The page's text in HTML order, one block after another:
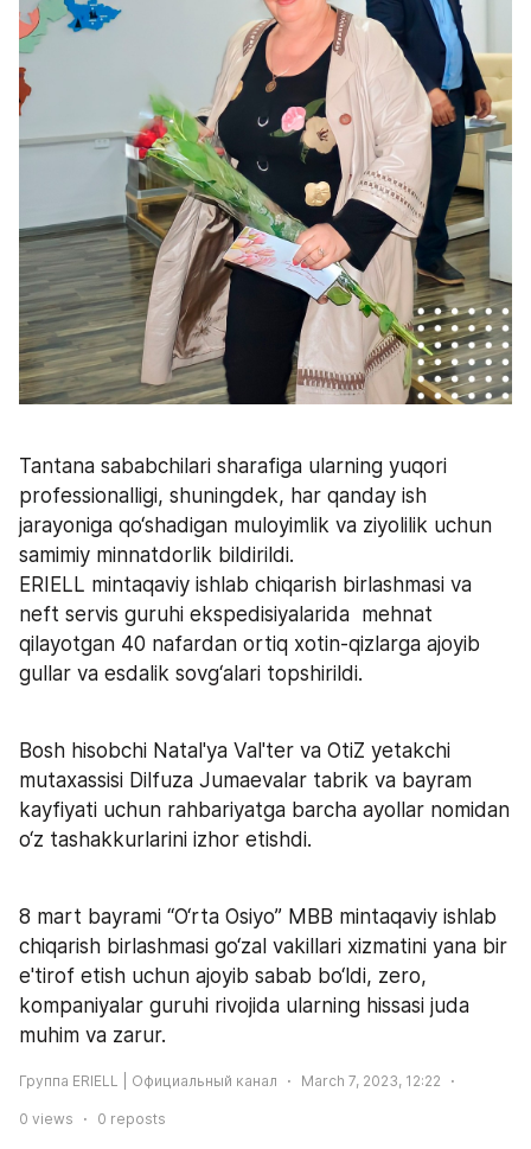
Tantana sababchilari sharafiga ularning yuqori
professionalligi, shuningdek, har qanday ish
jarayoniga qo‘shadigan muloyimlik va ziyolilik uchun
samimiy minnatdorlik bildirildi.
ERIELL mintaqaviy ishlab chiqarish birlashmasi va
neft servis guruhi ekspedisiyalarida  mehnat
qilayotgan 40 nafardan ortiq xotin-qizlarga ajoyib
gullar va esdalik sovg‘alari topshirildi.
Bosh hisobchi Natal'ya Val'ter va OtiZ yetakchi
mutaxassisi Dilfuza Jumaevalar tabrik va bayram
kayfiyati uchun rahbariyatga barcha ayollar nomidan
o‘z tashakkurlarini izhor etishdi.
8 mart bayrami “O‘rta Osiyo” MBB mintaqaviy ishlab
chiqarish birlashmasi go‘zal vakillari xizmatini yana bir
e'tirof etish uchun ajoyib sabab bo‘ldi, zero,
kompaniyalar guruhi rivojida ularning hissasi juda
muhim va zarur.
Группа ERIELL | Официальный канал March 7, 2023, 12:22
0 views 0 reposts